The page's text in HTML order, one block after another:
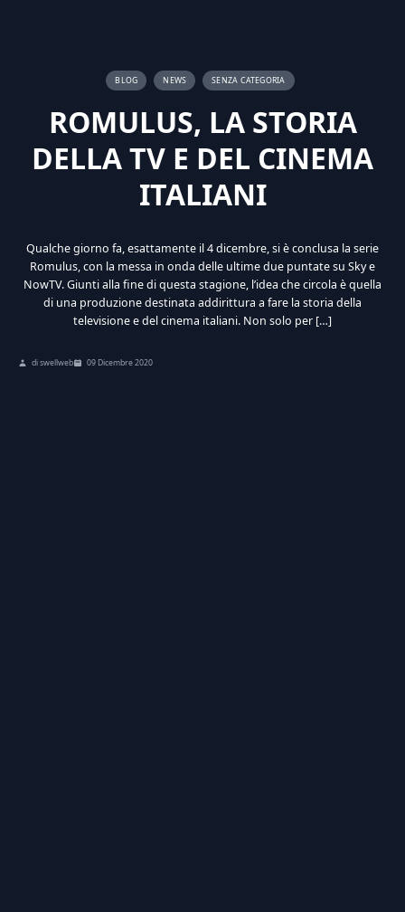
BLOG NEWS SENZA CATEGORIA
ROMULUS, LA STORIA
DELLA TV E DEL CINEMA
ITALIANI
Qualche giorno fa, esattamente il 4 dicembre, si è conclusa la serie
Romulus, con la messa in onda delle ultime due puntate su Sky e
NowTV. Giunti alla fine di questa stagione, l’idea che circola è quella
di una produzione destinata addirittura a fare la storia della
televisione e del cinema italiani. Non solo per […]
di swellweb 09 Dicembre 2020